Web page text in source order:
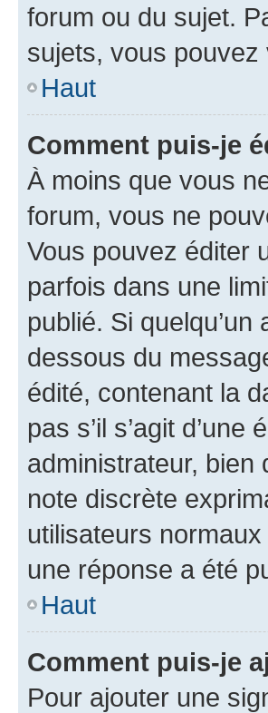
forum ou du sujet.
sujets, vous
Haut
Comment puis-je
À moins que vous
forum, vous ne
Vous pouvez éditer
parfois dans une
publié. Si
dessous du
édité, contenant la
pas s’il s’agit
administrateur, bien
note discrète
utilisateurs
une réponse a été
Haut
Comment puis-je
Pour ajouter une